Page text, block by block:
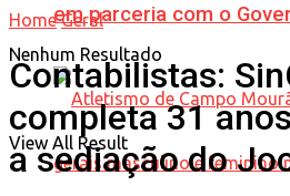
em parceria com o
Nenhum Resultado
View All Result
Home Geral
Contabilistas:
completa 31
a sediação do